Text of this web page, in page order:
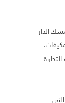
الدار